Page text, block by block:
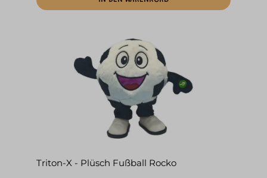
Triton-X - Plüsch Fußball Rocko